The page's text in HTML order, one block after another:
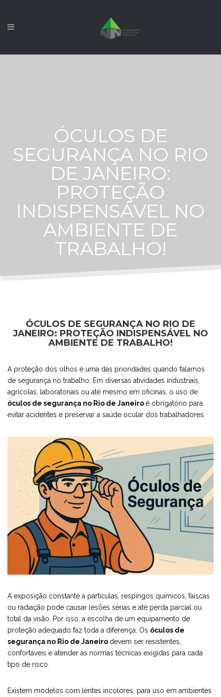
ÓCULOS DE
SEGURANÇA NO RIO
DE JANEIRO:
PROTEÇÃO
INDISPENSÁVEL NO
AMBIENTE DE
TRABALHO!
ÓCULOS DE SEGURANÇA NO RIO DE
JANEIRO: PROTEÇÃO INDISPENSÁVEL NO
AMBIENTE DE TRABALHO!
A proteção dos olhos é uma das prioridades quando falamos
de segurança no trabalho. Em diversas atividades industriais,
agrícolas, laboratoriais ou até mesmo em oficinas, o uso de
óculos de segurança no Rio de Janeiroé obrigatório para
evitar acidentes e preservar a saúde ocular dos trabalhadores.
A exposição constante a partículas, respingos químicos, faíscas
ou radiação pode causar lesões sérias e até perda parcial ou
total da visão. Por isso, a escolha de um equipamento de
proteção adequado faz toda a diferença. Os óculos de
segurança no Rio de Janeiro devem ser resistentes,
confortáveis e atender às normas técnicas exigidas para cada
tipo de risco.
Existem modelos com lentes incolores, para uso em ambientes